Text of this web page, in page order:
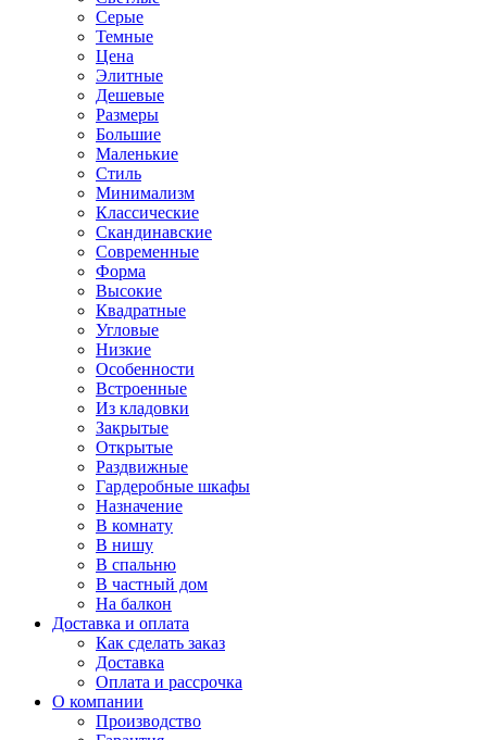
Серые
Темные
Цена
Элитные
Дешевые
Размеры
Большие
Маленькие
Стиль
Минимализм
Классические
Скандинавские
Современные
Форма
Высокие
Квадратные
Угловые
Низкие
Особенности
Встроенные
Из кладовки
Закрытые
Открытые
Раздвижные
Гардеробные шкафы
Назначение
В комнату
В нишу
В спальню
В частный дом
На балкон
Доставка и оплата
Как сделать заказ
Доставка
Оплата и рассрочка
О компании
Производство